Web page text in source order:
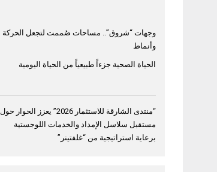
وجهات “شروق”.. مساحات صُممت لتجعل الحركة
وأنماط
الحياة الصحية جزءاً طبيعياً من الحياة اليومية
“منتدى الشارقة للاستثمار 2026” يعزز الحوار حول
مستقبل سلاسل الإمداد والخدمات اللوجستية
برعاية استراتيجية من “غلفتينر”